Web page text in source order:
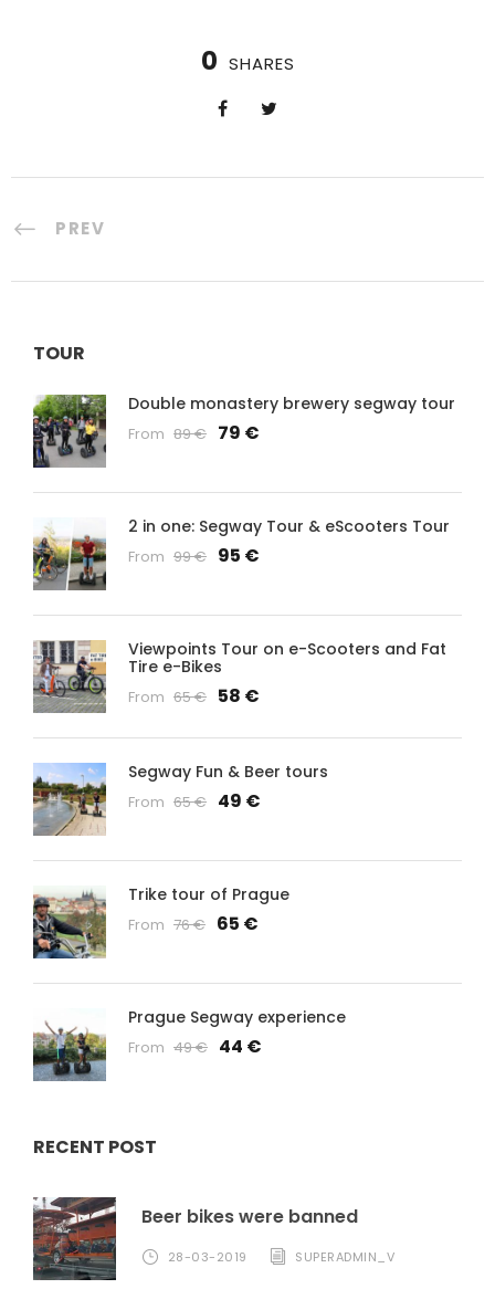
0 SHARES
PREV
TOUR
Double monastery brewery segway tour
From 89 € 79 €
2 in one: Segway Tour & eScooters Tour
From 99 € 95 €
Viewpoints Tour on e-Scooters and Fat
Tire e-Bikes
From 65 € 58 €
Segway Fun & Beer tours
From 65 € 49 €
Trike tour of Prague
From 76 € 65 €
Prague Segway experience
From 49 € 44 €
RECENT POST
Beer bikes were banned
28-03-2019 SUPERADMIN_V